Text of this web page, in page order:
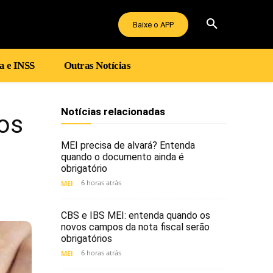
Baixe o APP
e INSS Outras Notícias
Notícias relacionadas
MEI precisa de alvará? Entenda
quando o documento ainda é
obrigatório
MEI 6 horas atrás
CBS e IBS MEI: entenda quando os
novos campos da nota fiscal serão
obrigatórios
MEI 6 horas atrás